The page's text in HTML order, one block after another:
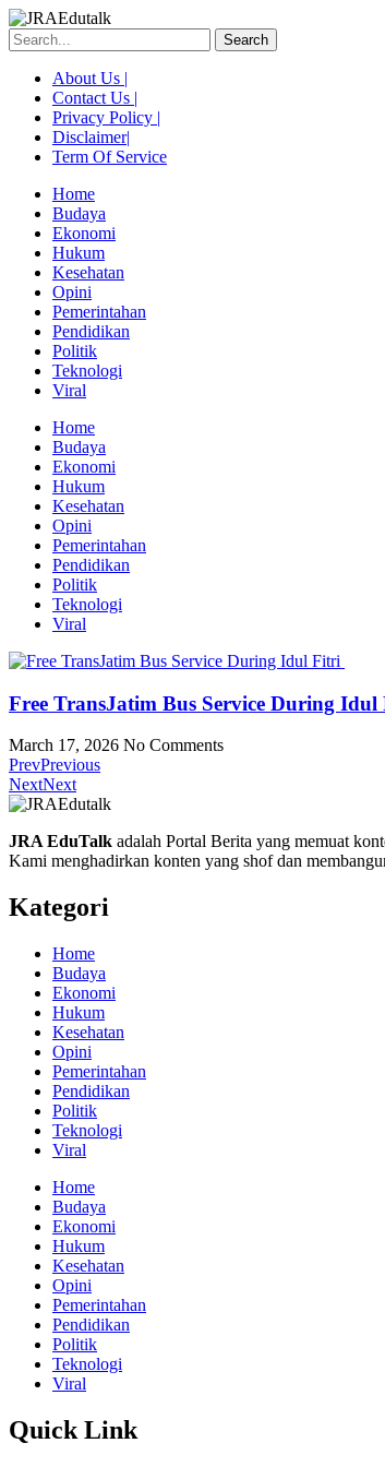
Skip
to
content
Search
About Us |
Contact Us |
Privacy Policy |
Disclaimer|
Term Of Service
Home
Budaya
Ekonomi
Hukum
Kesehatan
Opini
Pemerintahan
Pendidikan
Politik
Teknologi
Viral
Menu
Home
Budaya
Ekonomi
Hukum
Kesehatan
Opini
Pemerintahan
Pendidikan
Politik
Teknologi
Viral
Free TransJatim Bus Service During
March 17, 2026 No Comments
PrevPrevious
NextNext
JRA EduTalk adalah Portal Berita yang memuat
Kami menghadirkan konten yang shof dan
Kategori
Home
Budaya
Ekonomi
Hukum
Kesehatan
Opini
Pemerintahan
Pendidikan
Politik
Teknologi
Viral
Home
Budaya
Ekonomi
Hukum
Kesehatan
Opini
Pemerintahan
Pendidikan
Politik
Teknologi
Viral
Quick Link